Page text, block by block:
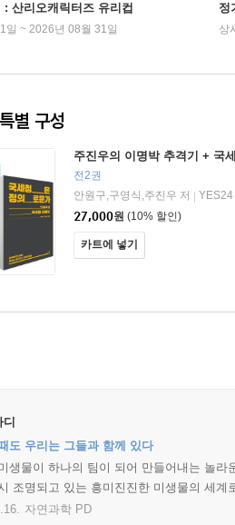
: 산리오캐릭터즈 유리컵
일 ~ 2026년 08월 31일
정
상
별 구성
주진우의 이명박 추격기 + 국
전2권
안원구,구영식,주진우 저
YES24
27,000원 (10% 할인)
카트에 넣기
도 우리는 그들과 함께 있다
생물이 하나의 팀이 되어 만들어내는 놀
조명되고 있는 흥미진진한 미생물의 세
자연과학 PD